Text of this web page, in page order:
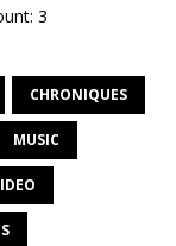
3
CHRONIQUES
MUSIC